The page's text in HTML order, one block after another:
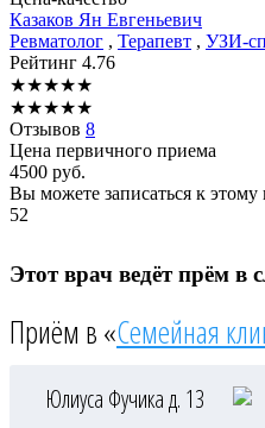
Казаков Ян Евгеньевич
Ревматолог , Терапевт , УЗИ-
Рейтинг 4.76
★★★★★
★★★★★
Отзывов 8
Цена первичного приема
4500 руб.
Вы можете записаться к этому
52
Этот врач ведёт прём
Приём в «Семейная
Юлиуса Фучика д. 13